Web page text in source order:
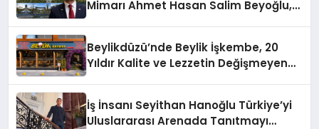
Mimarı Ahmet Hasan Salim Beyoğlu,
Hayata Geçirecek
Beylikdüzü’nde Beylik İşkembe, 20
Yıldır Kalite ve Lezzetin Değişmeyen
İş İnsanı Seyithan Hanoğlu Türkiye’yi
Uluslararası Arenada Tanıtmayı